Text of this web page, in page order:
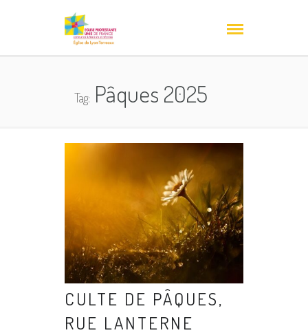
Tag:Pâques 2025
CULTE DE PÂQUES,
RUE LANTERNE